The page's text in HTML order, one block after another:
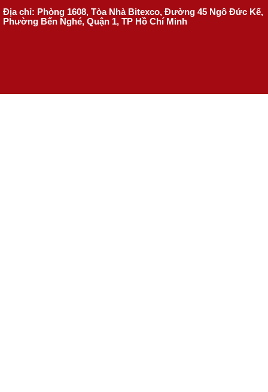
Địa chỉ: Phòng 1608, Tòa Nhà Bitexco, Đường 45 Ngô Đức Kế,
Phường Bến Nghé, Quận 1, TP Hồ Chí Minh